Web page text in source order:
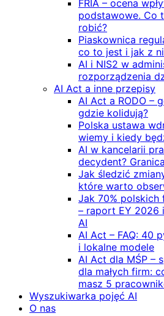
FRIA – ocena
podstawowe. Co
robić?
Piaskownica
co to jest i jak z
AI i NIS2 w
rozporządzenia
AI Act a inne przepisy
AI Act a RODO –
gdzie kolidują?
Polska ustawa
wiemy i kiedy
AI w kancelarii
decydent?
Jak śledzić
które warto
Jak 70% polskich
– raport EY 2026
AI
AI Act – FAQ: 40
i lokalne modele
AI Act dla MŚP –
dla małych firm:
masz 5
Wyszukiwarka pojęć AI
O nas